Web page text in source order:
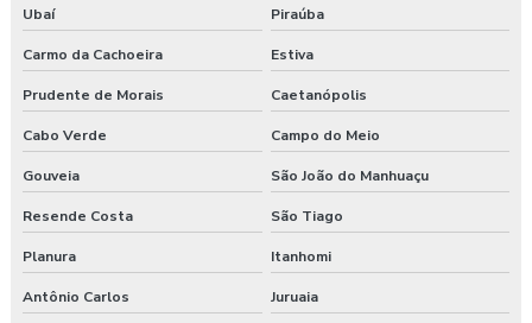
Ubaí Piraúba
Carmo da Cachoeira Estiva
Prudente de Morais Caetanópolis
Cabo Verde Campo do Meio
Gouveia São João do Manhuaçu
Resende Costa São Tiago
Planura Itanhomi
Antônio Carlos Juruaia